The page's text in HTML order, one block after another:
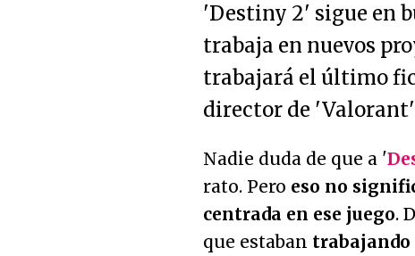
'Destiny 2' sigue en
trabaja en nuevos
trabajará el último
director de 'Valorant'
Nadie duda de que a '
rato. Pero eso no
centrada en ese juego.
que estaban trabajando